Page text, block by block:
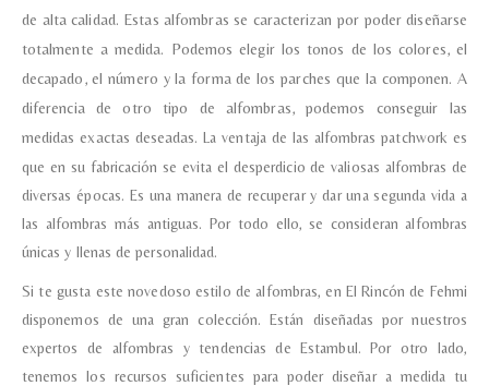
de alta calidad. Estas alfombras se caracterizan por poder diseñarse
totalmente a medida. Podemos elegir los tonos de los colores, el
decapado, el número y la forma de los parches que la componen. A
diferencia de otro tipo de alfombras, podemos conseguir las
medidas exactas deseadas.La ventaja de las alfombras patchwork es
que en su fabricación se evita el desperdicio de valiosas alfombras de
diversas épocas. Es una manera de recuperar y dar una segunda vida a
las alfombras más antiguas. Por todo ello, se consideran alfombras
únicas y llenas de personalidad.
Si te gusta este novedoso estilo de alfombras, en El Rincón de Fehmi
disponemos de una gran colección. Están diseñadas por nuestros
expertos de alfombras y tendencias de Estambul. Por otro lado,
tenemos los recursos suficientes para poder diseñar a medida tu